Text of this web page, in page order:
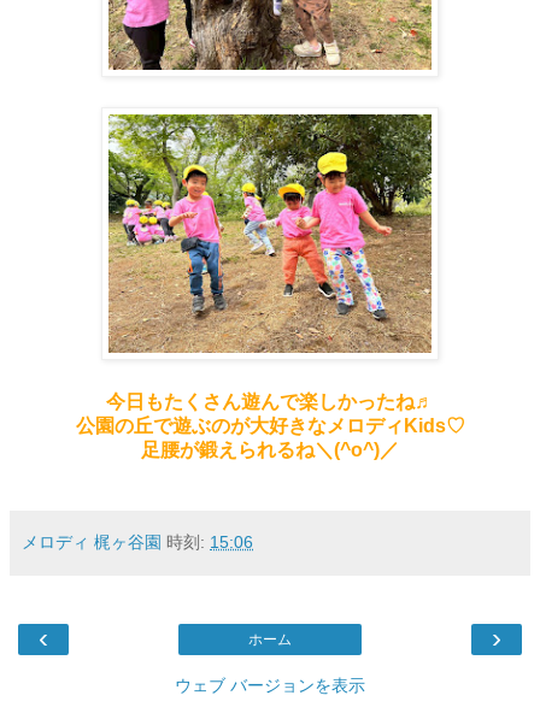
今日もたくさん遊んで楽しかったね♬
公園の丘で遊ぶのが大好きなメロディKids♡
足腰が鍛えられるね＼(^o^)／
メロディ 梶ヶ谷園 時刻: 15:06
‹ ›
ホーム
ウェブ バージョンを表示